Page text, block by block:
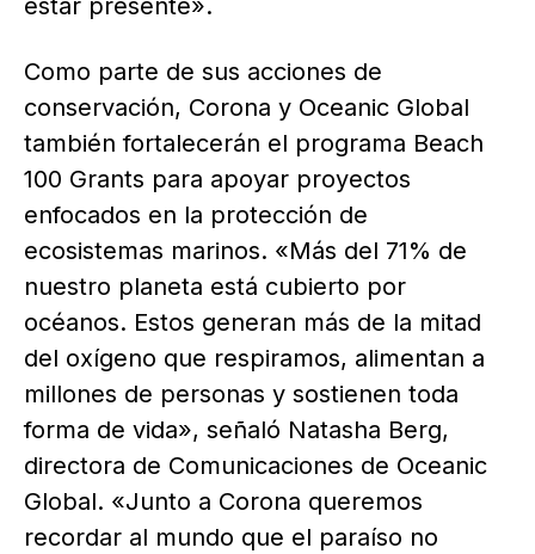
estar presente».
Como parte de sus acciones de
conservación, Corona y Oceanic Global
también fortalecerán el programa Beach
100 Grants para apoyar proyectos
enfocados en la protección de
ecosistemas marinos. «Más del 71% de
nuestro planeta está cubierto por
océanos. Estos generan más de la mitad
del oxígeno que respiramos, alimentan a
millones de personas y sostienen toda
forma de vida», señaló Natasha Berg,
directora de Comunicaciones de Oceanic
Global. «Junto a Corona queremos
recordar al mundo que el paraíso no